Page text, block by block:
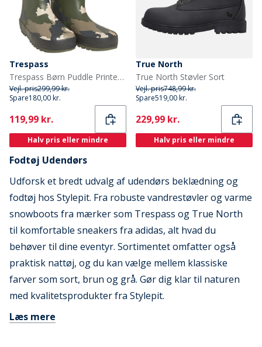
Trespass
Trespass Børn Puddle Printed Gummistøvler Grøn
Vejl. pris299,99 kr.
Spare180,00 kr.
Current
119,99 kr.
Halv pris eller mindre
True North
True North Støvler Sort
Vejl. pris748,99 kr.
Spare519,00 kr.
Current
229,99 kr.
Halv pris eller mindre
Fodtøj Udendørs
Udforsk et bredt udvalg af udendørs beklædning og
fodtøj hos Stylepit. Fra robuste vandrestøvler og varme
snowboots fra mærker som Trespass og True North
til komfortable sneakers fra adidas, alt hvad du
behøver til dine eventyr. Sortimentet omfatter også
praktisk nattøj, og du kan vælge mellem klassiske
farver som sort, brun og grå. Gør dig klar til naturen
med kvalitetsprodukter fra Stylepit.
Læs mere